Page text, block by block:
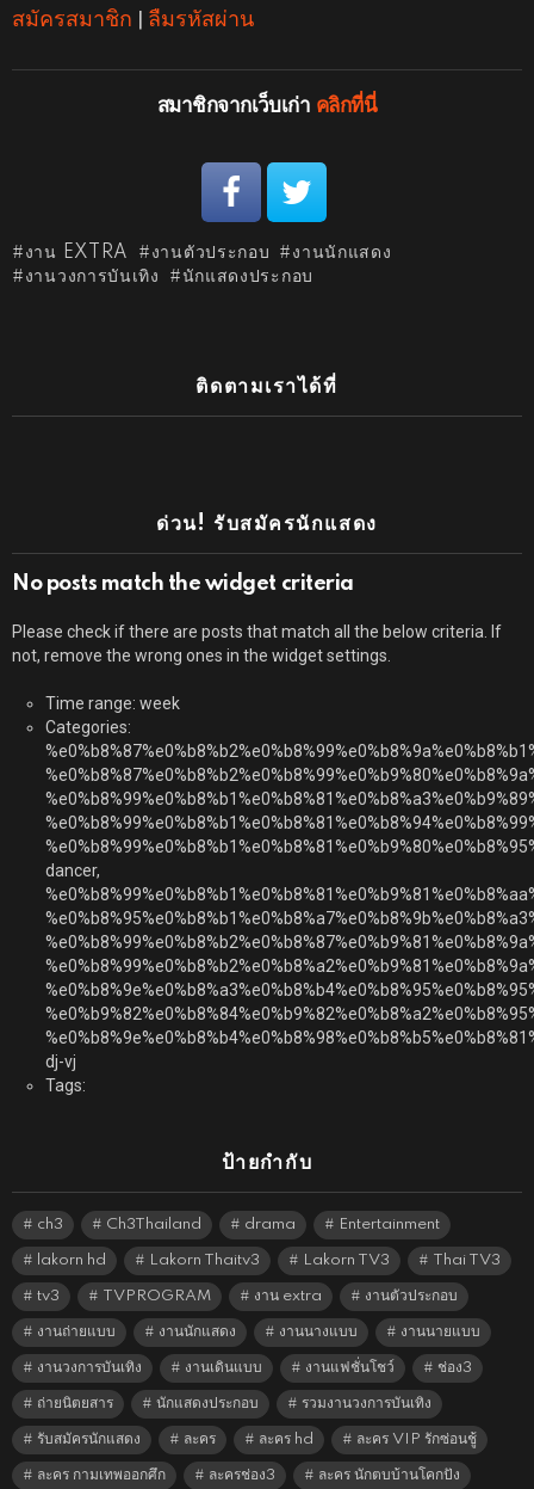
สมัครสมาชิก | ลืมรหัสผ่าน
สมาชิกจากเว็บเก่า คลิกที่นี่
งาน EXTRA งานตัวประกอบ
งานนักแสดง
งานวงการบันเทิง
นักแสดงประกอบ
ติดตามเราได้ที่
ด่วน! รับสมัครนักแสดง
No posts match the widget criteria
Please check if there are posts that match all the below criteria. If
not, remove the wrong ones in the widget settings.
Time range: week
Categories:
dancer,
dj-vj
Tags:
ป้ายกำกับ
ch3 Ch3Thailand drama Entertainment
lakorn hd Lakorn Thaitv3 Lakorn TV3 Thai TV3
tv3 TVPROGRAM งาน extra งานตัวประกอบ
งานถ่ายแบบ งานนักแสดง งานนางแบบ งานนายแบบ
งานวงการบันเทิง งานเดินแบบ งานแฟชั่นโชว์ ช่อง3
ถ่ายนิตยสาร นักแสดงประกอบ รวมงานวงการบันเทิง
รับสมัครนักแสดง ละคร ละคร hd ละคร VIP รักซ่อนชู้
ละคร กามเทพออกศึก ละครช่อง3 ละคร นักตบบ้านโคกปัง